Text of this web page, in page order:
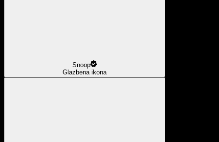
Snoop
Glazbena ikona